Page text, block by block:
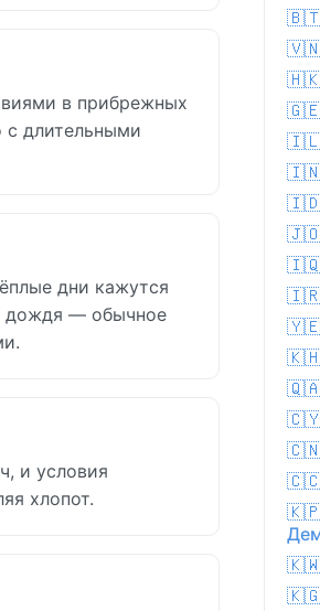
в прибрежных
с длительными
дни кажутся
дождя — обычное
и условия
хлопот.
🇧🇹
🇻🇳
🇭🇰
🇬🇪
🇮🇱
🇮🇳
🇮🇩
🇯🇴
🇮🇶
🇮🇷
🇾🇪
🇰🇭
🇶🇦
🇨🇾
🇨🇳
🇨🇨
🇰🇵
🇰🇼
🇰🇬